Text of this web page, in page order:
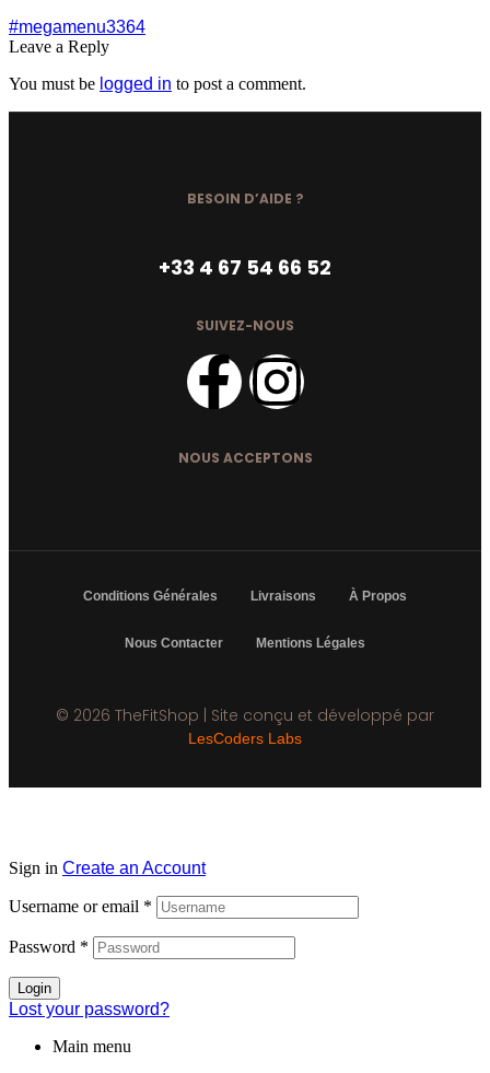
#megamenu3364
Leave a Reply
You must be logged in to post a comment.
BESOIN D’AIDE ?
+33 4 67 54 66 52
SUIVEZ-NOUS
NOUS ACCEPTONS
Conditions Générales Livraisons À Propos
Nous Contacter Mentions Légales
© 2026 TheFitShop | Site conçu et développé par
LesCoders Labs
Sign in Create an Account
Username or email *
Password *
Login
Lost your password?
Main menu